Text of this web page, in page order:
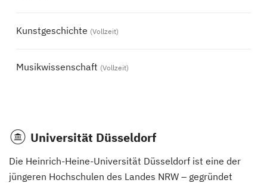
Kunstgeschichte (Vollzeit)
Musikwissenschaft (Vollzeit)
Universität Düsseldorf
Die Heinrich-Heine-Universität Düsseldorf ist eine der
jüngeren Hochschulen des Landes NRW – gegründet